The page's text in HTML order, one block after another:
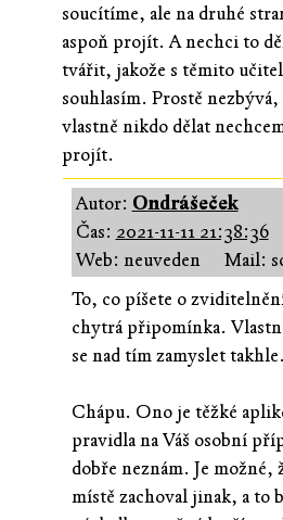
soucítíme, ale na druhé
aspoň projít. A nechci to
tvářit, jakože s těmito
souhlasím. Prostě
vlastně nikdo dělat
projít.
Autor: Ondrášeček
Čas: 2021-11-11 21:38:36
Web: neuveden
Mail:
To, co píšete o
chytrá připomínka.
se nad tím zamyslet takhle.
Chápu. Ono je těžké
pravidla na Váš osobní
dobře neznám. Je možné,
místě zachoval jinak, a to